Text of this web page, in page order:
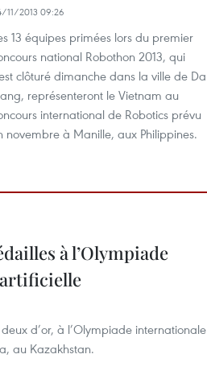
11/2013 09:26
13 équipes primées lors du premier
national Robothon 2013, qui
clôturé dimanche dans la ville de Da
représenteront le Vietnam au
international de Robotics prévu
novembre à Manille, aux Philippines.
à l’Olympiade
d’or, à l’Olympiade internationale
au Kazakhstan.